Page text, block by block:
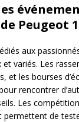
Peugeot
aux
variés. Les
et les bourses
rencontrer
Les
permettent de